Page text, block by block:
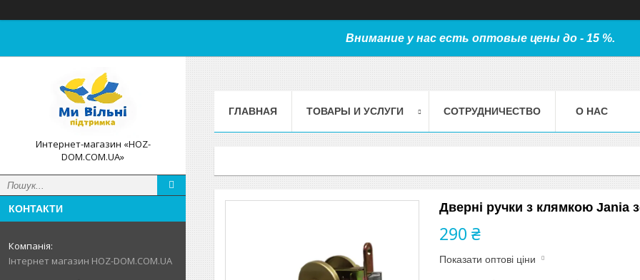
Внимание у нас есть оптовые цены до - 15 %.
Интернет-магазин «HOZ-
DOM.COM.UA»
КОНТАКТИ
Інтернет магазин HOZ-DOM.COM.UA
ГЛАВНАЯ ТОВАРЫ И УСЛУГИ СОТРУДНИЧЕСТВО О НАС
Дверні ручки з клямкою Jania
290 ₴
Показати оптові ціни